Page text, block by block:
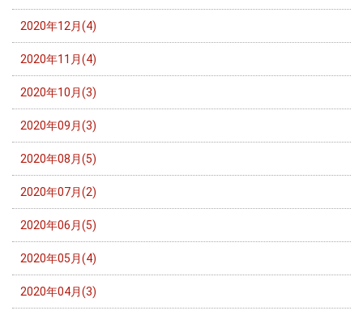
2020年12月(4)
2020年11月(4)
2020年10月(3)
2020年09月(3)
2020年08月(5)
2020年07月(2)
2020年06月(5)
2020年05月(4)
2020年04月(3)